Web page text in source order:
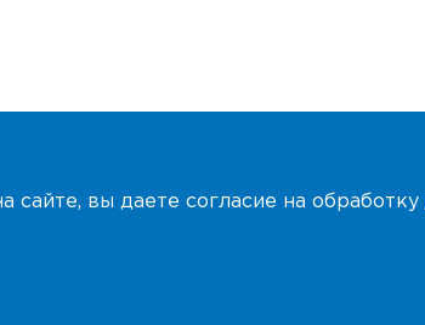
сайте, вы даете согласие на обработку